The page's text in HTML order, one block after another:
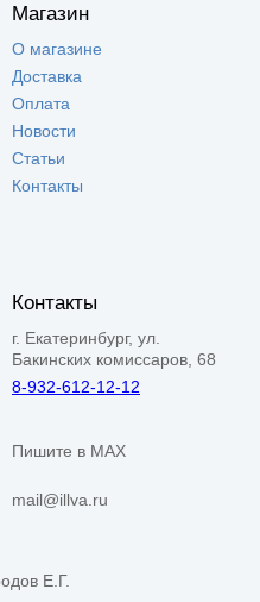
Магазин
О магазине
Доставка
Оплата
Новости
Статьи
Контакты
Контакты
г. Екатеринбург, ул.
Бакинских комиссаров, 68
8-932-612-12-12
Пишите в MAX
mail@illva.ru
Е.Г.